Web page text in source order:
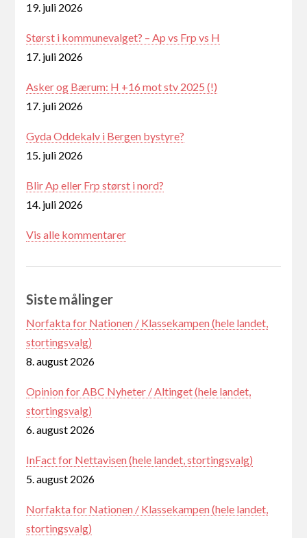
19. juli 2026
Størst i kommunevalget? – Ap vs Frp vs H
17. juli 2026
Asker og Bærum: H +16 mot stv 2025 (!)
17. juli 2026
Gyda Oddekalv i Bergen bystyre?
15. juli 2026
Blir Ap eller Frp størst i nord?
14. juli 2026
Vis alle kommentarer
Siste målinger
Norfakta for Nationen / Klassekampen (hele landet,
stortingsvalg)
8. august 2026
Opinion for ABC Nyheter / Altinget (hele landet,
stortingsvalg)
6. august 2026
InFact for Nettavisen (hele landet, stortingsvalg)
5. august 2026
Norfakta for Nationen / Klassekampen (hele landet,
stortingsvalg)